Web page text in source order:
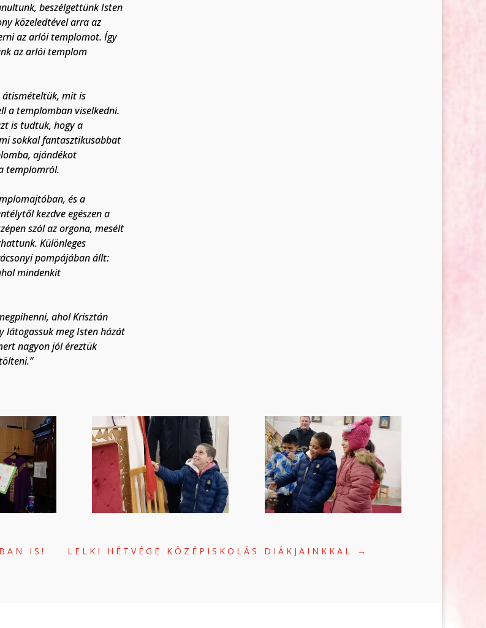
beszélgettünk Isten
közeledtével arra az
az arlói templomot. Így
az arlói templom
átismételtük, mit is
a templomban viselkedni.
is tudtuk, hogy a
sokkal fantasztikusabbat
ajándékot
templomról.
és a
kezdve egészen a
szól az orgona, mesélt
Különleges
pompájában állt:
mindenkit
ahol Krisztán
látogassuk meg Isten házát
nagyon jól éreztük
IS! LELKI HÉTVÉGE KÖZÉPISKOLÁS DIÁKJAINKKAL →